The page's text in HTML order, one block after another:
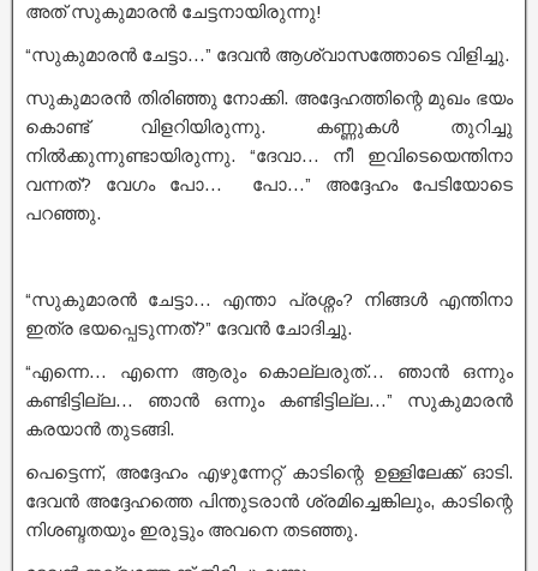
അത് സുകുമാരൻ ചേട്ടനായിരുന്നു!
“സുകുമാരൻ ചേട്ടാ…” ദേവൻ ആശ്വാസത്തോടെ വിളിച്ചു.
സുകുമാരൻ തിരിഞ്ഞു നോക്കി. അദ്ദേഹത്തിന്റെ മുഖം ഭയം
കൊണ്ട് വിളറിയിരുന്നു. കണ്ണുകൾ തുറിച്ചു
നിൽക്കുന്നുണ്ടായിരുന്നു. “ദേവാ… നീ ഇവിടെയെന്തിനാ
വന്നത്? വേഗം പോ… പോ…” അദ്ദേഹം പേടിയോടെ
പറഞ്ഞു.
“സുകുമാരൻ ചേട്ടാ… എന്താ പ്രശ്നം? നിങ്ങൾ എന്തിനാ
ഇത്ര ഭയപ്പെടുന്നത്?” ദേവൻ ചോദിച്ചു.
“എന്നെ… എന്നെ ആരും കൊല്ലരുത്… ഞാൻ ഒന്നും
കണ്ടിട്ടില്ല… ഞാൻ ഒന്നും കണ്ടിട്ടില്ല…” സുകുമാരൻ
കരയാൻ തുടങ്ങി.
പെട്ടെന്ന്, അദ്ദേഹം എഴുന്നേറ്റ് കാടിന്റെ ഉള്ളിലേക്ക് ഓടി.
ദേവൻ അദ്ദേഹത്തെ പിന്തുടരാൻ ശ്രമിച്ചെങ്കിലും, കാടിന്റെ
നിശബ്ദതയും ഇരുട്ടും അവനെ തടഞ്ഞു.